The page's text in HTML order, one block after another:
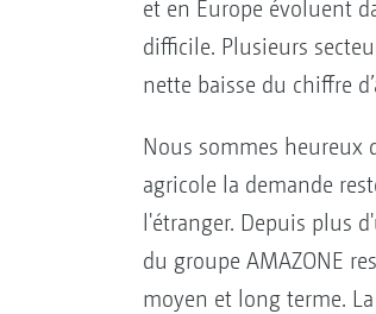
et en Europe évoluent
difficile. Plusieurs
nette baisse du chiffre
Nous sommes heureux
agricole la demande
l'étranger. Depuis plus
du groupe AMAZONE
moyen et long terme.